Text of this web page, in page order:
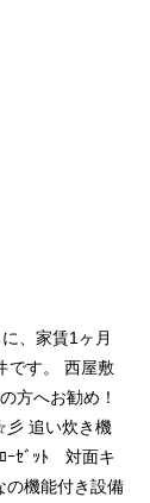
、家賃1ヶ月
です。 西屋敷
方へお勧め！
彡 追い炊き機
ｰｾﾞｯﾄ 対面キ
機能付き設備